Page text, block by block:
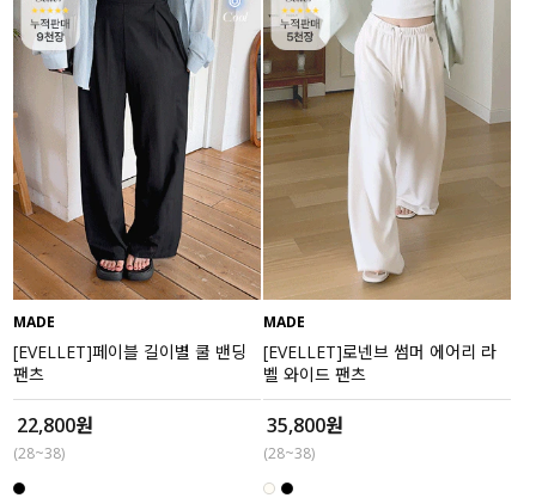
MADE
[EVELLET]페이블 길이별 쿨 밴딩
팬츠
22,800원
(28~38)
MADE
[EVELLET]로넨브 썸머 에어리 라
벨 와이드 팬츠
35,800원
(28~38)